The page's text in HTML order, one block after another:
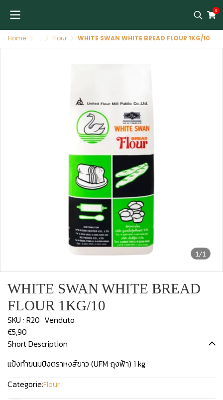
0
Home ... Flour WHITE SWAN WHITE BREAD FLOUR 1KG/10
1/1
WHITE SWAN WHITE BREAD
FLOUR 1KG/10
SKU : R20 Venduto
€5,90
Short Description
แป้งทำขนมปังตราหงส์ขาว (UFM ถุงฟ้า) 1 kg
Categorie:Flour